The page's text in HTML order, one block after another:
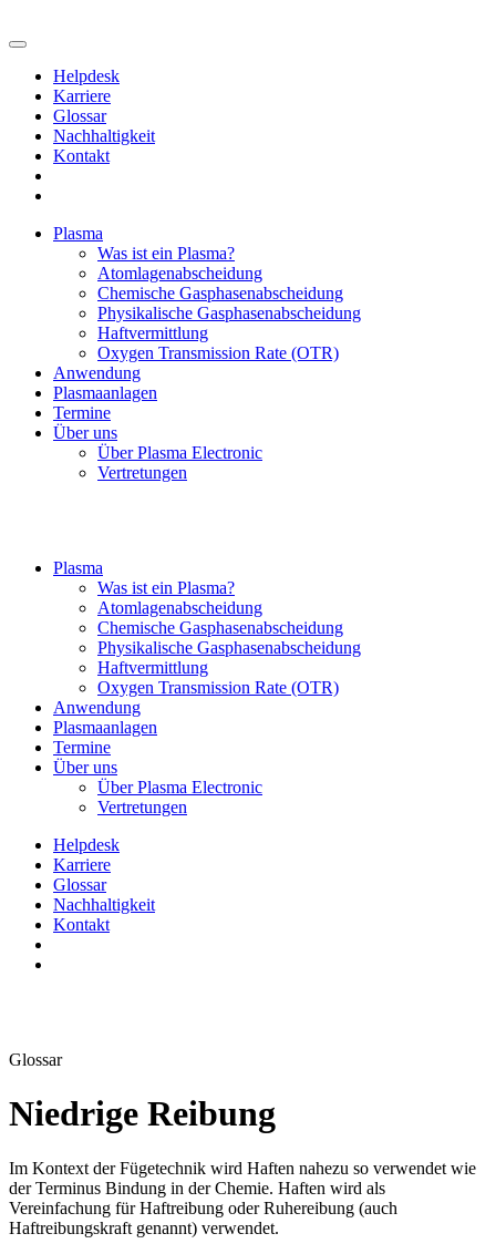
Helpdesk
Karriere
Glossar
Nachhaltigkeit
Kontakt
Plasma
Was ist ein Plasma?
Atomlagenabscheidung
Chemische Gasphasenabscheidung
Physikalische Gasphasenabscheidung
Haftvermittlung
Oxygen Transmission Rate (OTR)
Anwendung
Plasmaanlagen
Termine
Über uns
Über Plasma Electronic
Vertretungen
Plasma
Was ist ein Plasma?
Atomlagenabscheidung
Chemische Gasphasenabscheidung
Physikalische Gasphasenabscheidung
Haftvermittlung
Oxygen Transmission Rate (OTR)
Anwendung
Plasmaanlagen
Termine
Über uns
Über Plasma Electronic
Vertretungen
Helpdesk
Karriere
Glossar
Nachhaltigkeit
Kontakt
Glossar
Niedrige Reibung
Im Kontext der Fügetechnik wird Haften nahezu so verwendet wie
der Terminus Bindung in der Chemie. Haften wird als
Vereinfachung für Haftreibung oder Ruhereibung (auch
Haftreibungskraft genannt) verwendet.